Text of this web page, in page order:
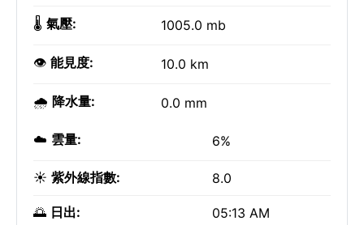
🌡️ 氣壓: 1005.0 mb
👁️ 能見度: 10.0 km
🌧️ 降水量: 0.0 mm
☁️ 雲量: 6%
☀️ 紫外線指數: 8.0
🌅 日出: 05:13 AM